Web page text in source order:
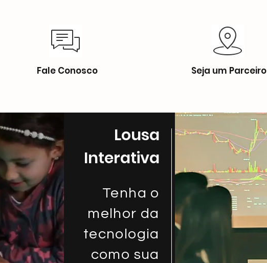
Fale Conosco Seja um Parceiro
Lousa
Interativa
Tenha o
melhor da
tecnologia
como sua